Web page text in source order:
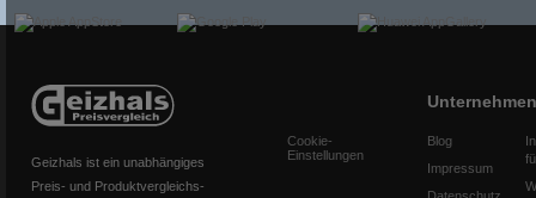
Geizhals ist ein unabhängiges
Preis- und Produktvergleichs-
Cookie-
Einstellungen
Unternehmen
Blog
Impressum